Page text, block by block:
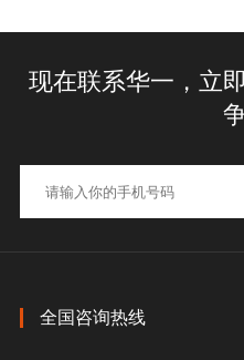
现在联系华一，立
全国咨询热线